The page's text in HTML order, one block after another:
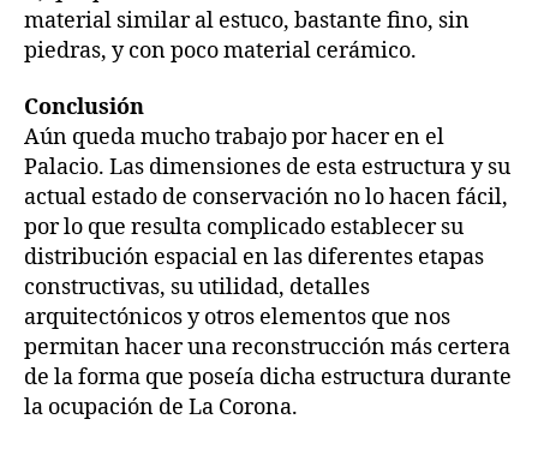
material similar al estuco, bastante fino, sin
piedras, y con poco material cerámico.
Conclusión
Aún queda mucho trabajo por hacer en el
Palacio. Las dimensiones de esta estructura y su
actual estado de conservación no lo hacen fácil,
por lo que resulta complicado establecer su
distribución espacial en las diferentes etapas
constructivas, su utilidad, detalles
arquitectónicos y otros elementos que nos
permitan hacer una reconstrucción más certera
de la forma que poseía dicha estructura durante
la ocupación de La Corona.